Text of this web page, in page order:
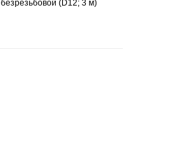
безрезьбовой (D12; 3 м)